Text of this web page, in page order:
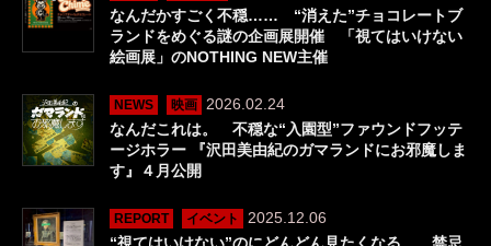
なんだかすごく不穏…… “消えた”チョコレートブ
ランドをめぐる謎の企画展開催 「視てはいけない
絵画展」のNOTHING NEW主催
NEWS 映画
2026.02.24
なんだこれは。 不穏な“入園型”ファウンドフッテ
ージホラー 『沢田美由紀のガマランドにお邪魔しま
す』４月公開
REPORT イベント
2025.12.06